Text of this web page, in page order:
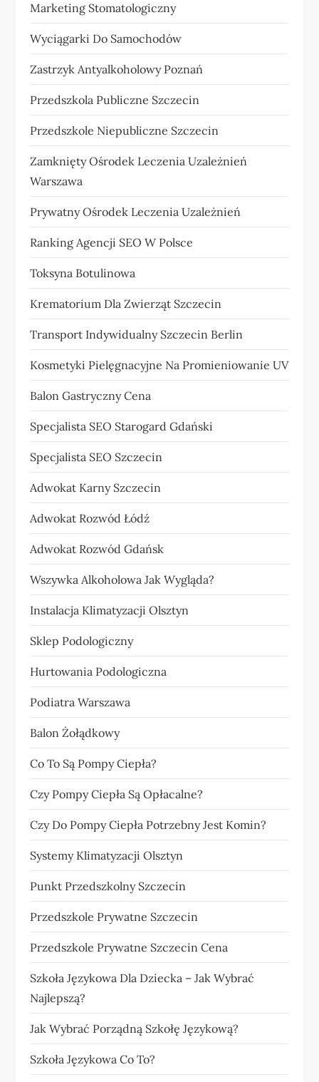
Marketing Stomatologiczny
Wyciągarki Do Samochodów
Zastrzyk Antyalkoholowy Poznań
Przedszkola Publiczne Szczecin
Przedszkole Niepubliczne Szczecin
Zamknięty Ośrodek Leczenia Uzależnień
Warszawa
Prywatny Ośrodek Leczenia Uzależnień
Ranking Agencji SEO W Polsce
Toksyna Botulinowa
Krematorium Dla Zwierząt Szczecin
Transport Indywidualny Szczecin Berlin
Kosmetyki Pielęgnacyjne Na Promieniowanie UV
Balon Gastryczny Cena
Specjalista SEO Starogard Gdański
Specjalista SEO Szczecin
Adwokat Karny Szczecin
Adwokat Rozwód Łódź
Adwokat Rozwód Gdańsk
Wszywka Alkoholowa Jak Wygląda?
Instalacja Klimatyzacji Olsztyn
Sklep Podologiczny
Hurtowania Podologiczna
Podiatra Warszawa
Balon Żołądkowy
Co To Są Pompy Ciepła?
Czy Pompy Ciepła Są Opłacalne?
Czy Do Pompy Ciepła Potrzebny Jest Komin?
Systemy Klimatyzacji Olsztyn
Punkt Przedszkolny Szczecin
Przedszkole Prywatne Szczecin
Przedszkole Prywatne Szczecin Cena
Szkoła Językowa Dla Dziecka – Jak Wybrać
Najlepszą?
Jak Wybrać Porządną Szkołę Językową?
Szkoła Językowa Co To?